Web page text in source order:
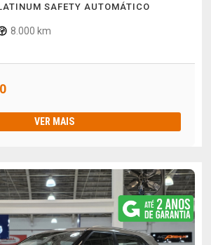
SAFETY AUTOMÁTICO
8.000 km
VER MAIS